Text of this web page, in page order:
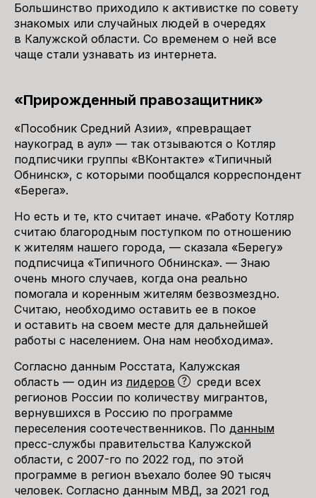
Большинство приходило к активистке по совету
знакомых или случайных людей в очередях
в Калужской области. Со временем о ней все
чаще стали узнавать из интернета.
«Прирожденный правозащитник»
«Пособник Средний Азии», «превращает
наукоград в аул» — так отзываются о Котляр
подписчики группы «ВКонтакте» «Типичный
Обнинск», с которыми пообщался корреспондент
«Берега».
Но есть и те, кто считает иначе. «Работу Котляр
считаю благородным поступком по отношению
к жителям нашего города, — сказала «Берегу»
подписчица «Типичного Обнинска». — Знаю
очень много случаев, когда она реально
помогала и коренным жителям безвозмездно.
Считаю, необходимо оставить ее в покое
и оставить на своем месте для дальнейшей
работы с населением. Она нам необходима».
Согласно данным Росстата, Калужская
область — один излидеров
среди всех
регионов России по количеству мигрантов,
вернувшихся в Россию по программе
переселения соотечественников. По данным
пресс-службы правительства Калужской
области, с 2007-го по 2022 год, по этой
программе в регион въехало более 90 тысяч
человек. Согласно данным МВД, за 2021 год